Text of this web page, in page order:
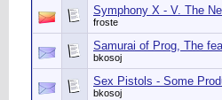
Symphony X - V. The
froste
Samurai of Prog, The
bkosoj
Sex Pistols - Some
bkosoj